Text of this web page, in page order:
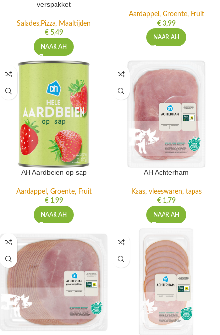
verspakket
Salades,Pizza, Maaltijden
€5,49
NAAR AH
Aardappel, Groente, Fruit
€3,99
NAAR AH
AH Aardbeien op sap
Aardappel, Groente, Fruit
€1,99
NAAR AH
AH Achterham
Kaas, vleeswaren, tapas
€1,79
NAAR AH